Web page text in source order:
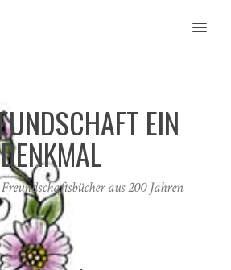
MENU
EIN
DENKMAL
aus 200 Jahren